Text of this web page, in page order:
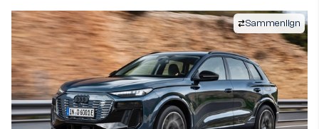
Sammenlign